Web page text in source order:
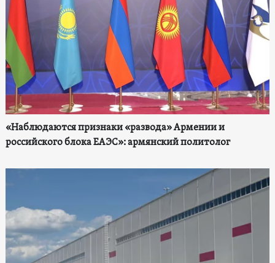
«Наблюдаются признаки «развода» Армении и
российского блока ЕАЭС»: армянский политолог